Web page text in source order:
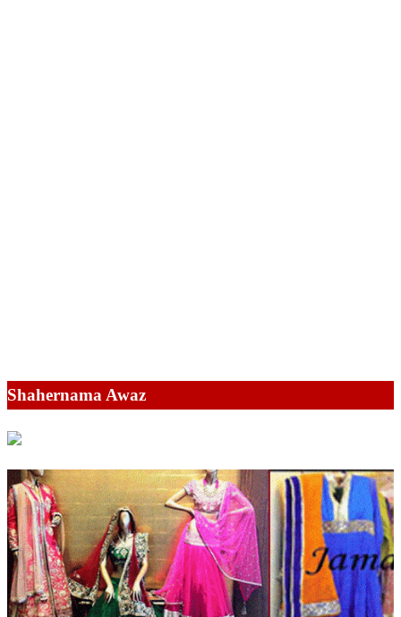
Shahernama Awaz